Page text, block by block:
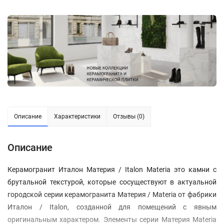
Описание Характеристики Отзывы (0)
Описание
Керамогранит Италон Материя / Italon Materia это камни с
брутальной текстурой, которые сосуществуют в актуальной
городской серии керамогранита Материя / Materia от фабрики
Италон / Italon, созданной для помещений с явным
оригинальным характером. Элементы серии Материя Materia